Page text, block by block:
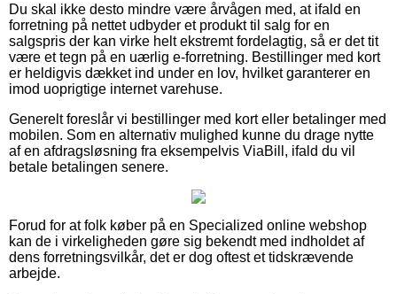
Du skal ikke desto mindre være årvågen med, at ifald en
forretning på nettet udbyder et produkt til salg for en
salgspris der kan virke helt ekstremt fordelagtig, så er det tit
være et tegn på en uærlig e-forretning. Bestillinger med kort
er heldigvis dækket ind under en lov, hvilket garanterer en
imod uoprigtige internet varehuse.
Generelt foreslår vi bestillinger med kort eller betalinger med
mobilen. Som en alternativ mulighed kunne du drage nytte
af en afdragsløsning fra eksempelvis ViaBill, ifald du vil
betale betalingen senere.
Forud for at folk køber på en Specialized online webshop
kan de i virkeligheden gøre sig bekendt med indholdet af
dens forretningsvilkår, det er dog oftest et tidskrævende
arbejde.